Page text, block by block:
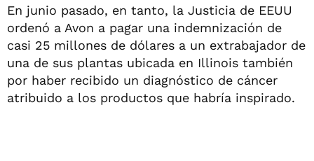
En junio pasado, en tanto, la Justicia de EEUU
ordenó a Avon a pagar una indemnización de
casi 25 millones de dólares a un extrabajador de
una de sus plantas ubicada en Illinois también
por haber recibido un diagnóstico de cáncer
atribuido a los productos que habría inspirado.